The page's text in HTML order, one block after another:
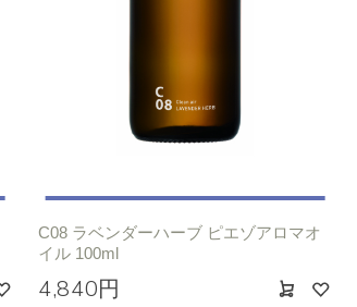
C08 ラベンダーハーブ ピエゾアロマオ
イル 100ml
4,840円